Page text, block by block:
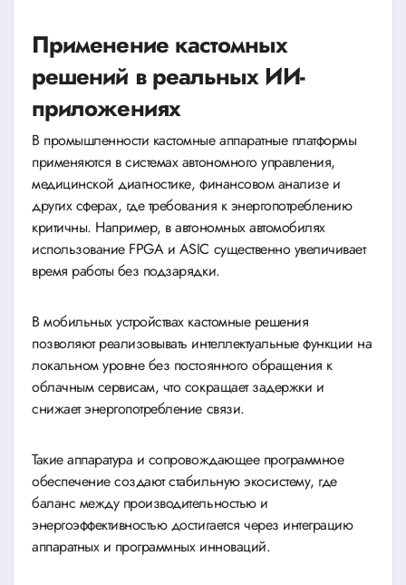
Применение кастомных
решений в реальных ИИ-
приложениях
В промышленности кастомные аппаратные платформы
применяются в системах автономного управления,
медицинской диагностике, финансовом анализе и
других сферах, где требования к энергопотреблению
критичны. Например, в автономных автомобилях
использование FPGA и ASIC существенно увеличивает
время работы без подзарядки.
В мобильных устройствах кастомные решения
позволяют реализовывать интеллектуальные функции на
локальном уровне без постоянного обращения к
облачным сервисам, что сокращает задержки и
снижает энергопотребление связи.
Такие аппаратура и сопровождающее программное
обеспечение создают стабильную экосистему, где
баланс между производительностью и
энергоэффективностью достигается через интеграцию
аппаратных и программных инноваций.